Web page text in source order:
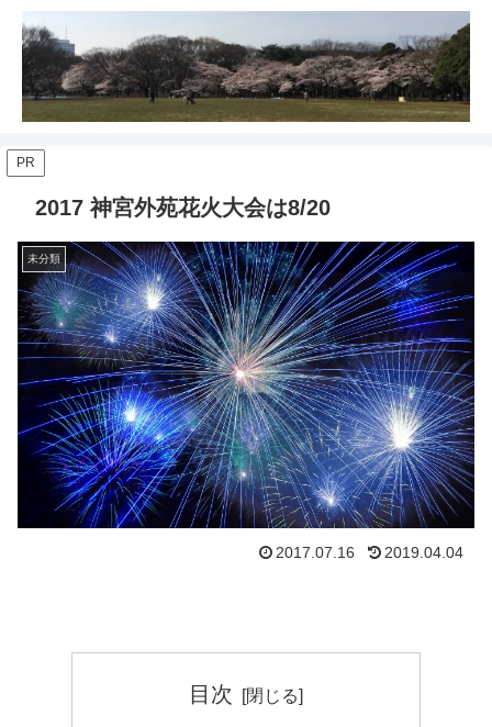
PR
2017 神宮外苑花火大会は8/20
未分類
2017.07.16 2019.04.04
目次